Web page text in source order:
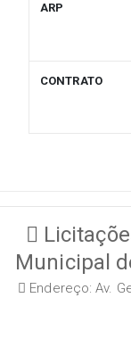
ARP
CONTRATO
Municipal
Endereço: Av.